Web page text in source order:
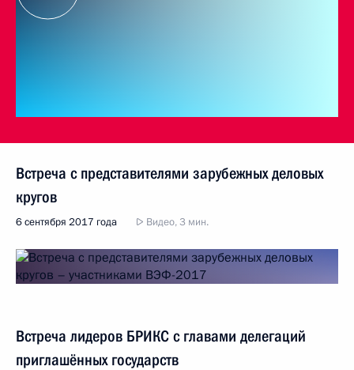
Встреча с представителями зарубежных деловых
кругов
6 сентября 2017 года Видео, 3 мин.
Встреча лидеров БРИКС с главами делегаций
приглашённых государств